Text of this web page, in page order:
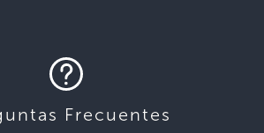
Frecuentes